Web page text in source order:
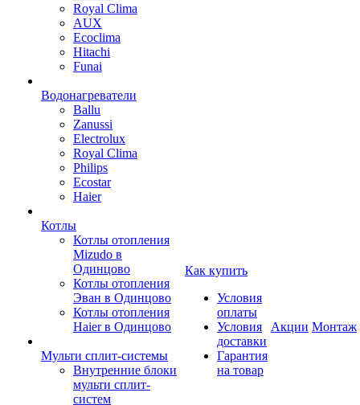
Royal Clima
AUX
Ecoclima
Hitachi
Funai
Водонагреватели
Ballu
Zanussi
Electrolux
Royal Clima
Philips
Ecostar
Haier
Котлы
Котлы отопления
Mizudo в
Одинцово
Котлы отопления
Эван в Одинцово
Котлы отопления
Haier в Одинцово
Мульти сплит-системы
Внутренние блоки
мульти сплит-
систем
Как купить
Условия
оплаты
Условия
доставки
Гарантия
на товар
Акции Монтаж